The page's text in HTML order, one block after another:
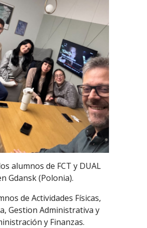
alumnos de FCT y DUAL
Gdansk (Polonia).
de Actividades Físicas,
Gestion Administrativa y
y Finanzas.